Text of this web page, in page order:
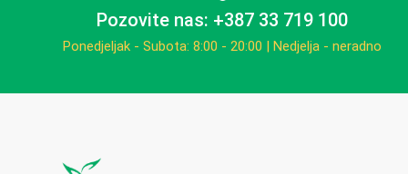
Pozovite nas: +387 33 719 100
Ponedjeljak - Subota: 8:00 - 20:00 | Nedjelja - neradno